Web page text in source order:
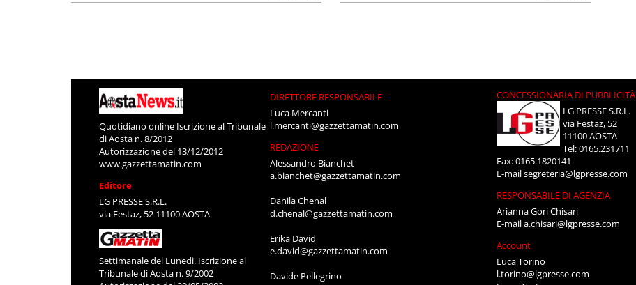
Quotidiano online Iscrizione al Tribunale
di Aosta n. 8/2012
Autorizzazione del 13/12/2012
www.gazzettamatin.com
Editore
LG PRESSE S.R.L.
via Festaz, 52 11100 AOSTA
Settimanale del Lunedì. Iscrizione al
Tribunale di Aosta n. 9/2002
DIRETTORE RESPONSABILE
Luca Mercanti
l.mercanti@gazzettamatin.com
REDAZIONE
Alessandro Bianchet
a.bianchet@gazzettamatin.com
Danila Chenal
d.chenal@gazzettamatin.com
Erika David
e.david@gazzettamatin.com
Davide Pellegrino
CONCESSIONARIA DI PUBBLICITÀ
LG PRESSE S.R.L.
via Festaz, 52
11100 AOSTA
Tel: 0165.231711
Fax: 0165.1820141
E-mailsegreteria@lgpresse.com
RESPONSABILE DI AGENZIA
Arianna Gori Chisari
E-maila.chisari@lgpresse.com
Account
Luca Torino
l.torino@lgpresse.com